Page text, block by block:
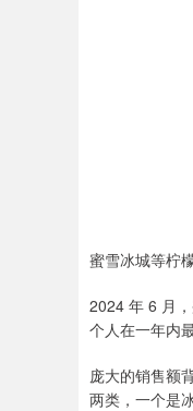
蜜雪冰城等柠
2024 年 6 月
个人在一年内
庞大的销售额
两类，一个是